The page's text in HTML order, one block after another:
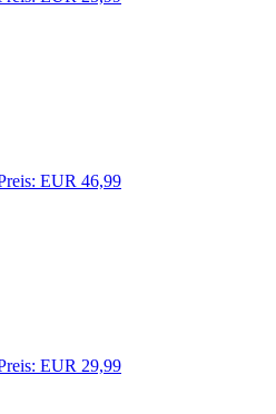
EUR 46,99
EUR 29,99